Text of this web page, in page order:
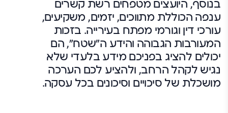
בנוסף, היועצים מטפחים רשת קשרים
ענפה הכוללת מתווכים, יזמים, משקיעים,
עורכי דין וגורמי מפתח בעירייה. בזכות
המעורבות הגבוהה והידע ה"שטח", הם
יכולים להציג בפניכם מידע בלעדי שלא
נגיש לקהל הרחב, ולהציע לכם הערכה
מושכלת של סיכויים וסיכונים בכל עסקה.